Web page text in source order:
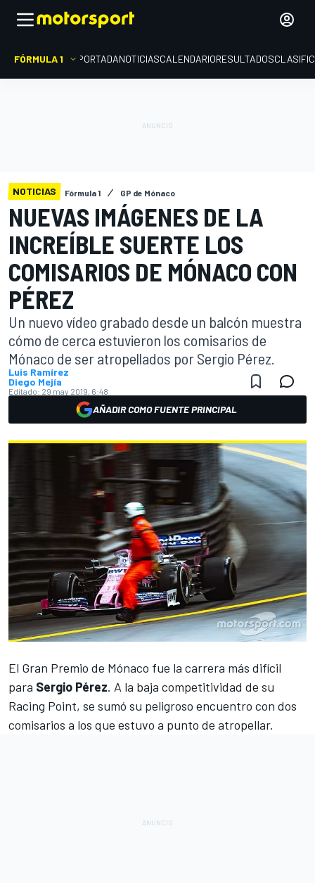
FÓRMULA 1 PORTADANOTICIASCALENDARIORESULTADOS
NOTICIAS Fórmula 1 GP de Mónaco
NUEVAS IMÁGENES DE LA
INCREÍBLE SUERTE LOS
COMISARIOS DE MÓNACO CON
PÉREZ
Un nuevo vídeo grabado desde un balcón muestra
cómo de cerca estuvieron los comisarios de
Mónaco de ser atropellados por Sergio Pérez.
Luis Ramírez
Diego Mejía
Editado: 29 may 2019, 6:48
AÑADIR COMO FUENTE PRINCIPAL
El Gran Premio de Mónaco fue la carrera más difícil
para Sergio Pérez. A la baja competitividad de su
Racing Point, se sumó su peligroso encuentro con dos
comisarios a los que estuvo a punto de atropellar.